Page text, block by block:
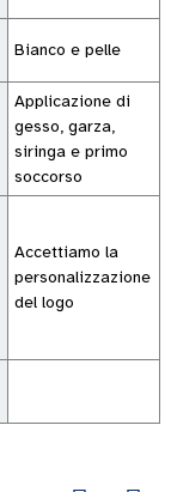
Bianco e pelle
Applicazione di
gesso, garza,
siringa e primo
soccorso
Accettiamo la
personalizzazione
del logo